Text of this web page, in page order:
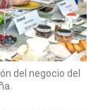
del negocio del